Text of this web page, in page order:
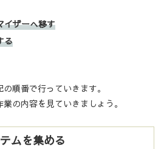
イザーへ移す
る
順番で行っていきます。
の内容を見ていきましょう。
ムを集める